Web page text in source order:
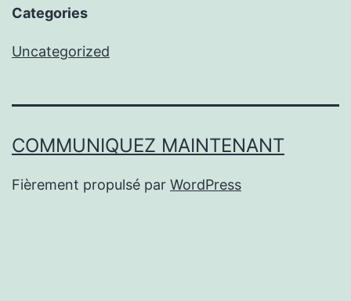
Categories
Uncategorized
COMMUNIQUEZ MAINTENANT
Fièrement propulsé par WordPress